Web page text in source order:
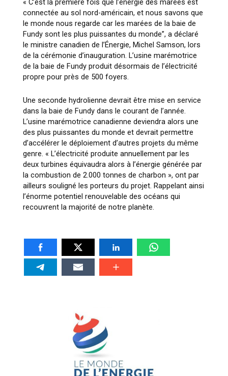
« C’est la première fois que l’énergie des marées est
connectée au sol nord-américain, et nous savons que
le monde nous regarde car les marées de la baie de
Fundy sont les plus puissantes du monde”, a déclaré
le ministre canadien de l’Énergie, Michel Samson, lors
de la cérémonie d’inauguration. L’usine marémotrice
de la baie de Fundy produit désormais de l’électricité
propre pour près de 500 foyers.
Une seconde hydrolienne devrait être mise en service
dans la baie de Fundy dans le courant de l’année.
L’usine marémotrice canadienne deviendra alors une
des plus puissantes du monde et devrait permettre
d’accélérer le déploiement d’autres projets du même
genre. « L’électricité produite annuellement par les
deux turbines équivaudra alors à l’énergie générée par
la combustion de 2.000 tonnes de charbon », ont par
ailleurs souligné les porteurs du projet. Rappelant ainsi
l’énorme potentiel renouvelable des océans qui
recouvrent la majorité de notre planète.